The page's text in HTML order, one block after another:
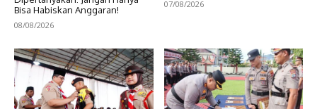
Bisa Habiskan Anggaran!
08/08/2026
07/08/2026